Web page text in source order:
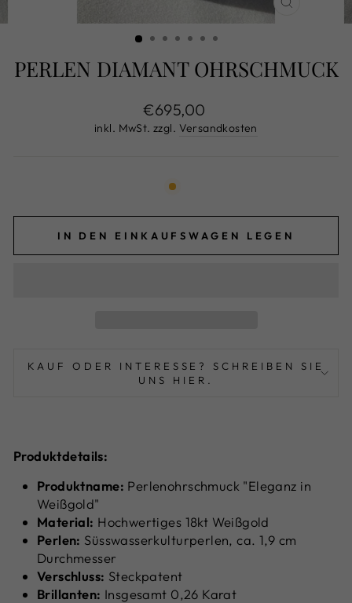
PERLEN DIAMANT OHRSCHMUCK
Normaler
Preis
€695,00
inkl. MwSt. zzgl. Versandkosten
IN DEN EINKAUFSWAGEN LEGEN
KAUF ODER INTERESSE? SCHREIBEN SIE
UNS HIER.
Produktdetails:
Produktname: Perlenohrschmuck "Eleganz in
Weißgold"
Material: Hochwertiges 18kt Weißgold
Perlen: Süsswasserkulturperlen, ca. 1,9 cm
Durchmesser
Verschluss: Steckpatent
Brillanten: Insgesamt 0,26 Karat